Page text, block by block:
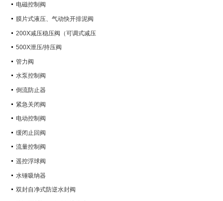
电磁控制阀
膜片式液压、气动快开排泥阀
200X减压稳压阀（可调式减压
阀）
500X泄压/持压阀
管力阀
水泵控制阀
倒流防止器
紧急关闭阀
电动控制阀
缓闭止回阀
流量控制阀
遥控浮球阀
水锤吸纳器
双封自净式防逆水封阀